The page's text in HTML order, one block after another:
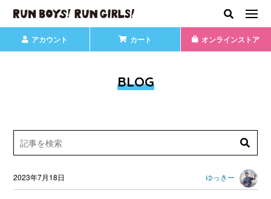
アカウント カート オンラインストア
BLOG
2023年7月18日 ゆっきー